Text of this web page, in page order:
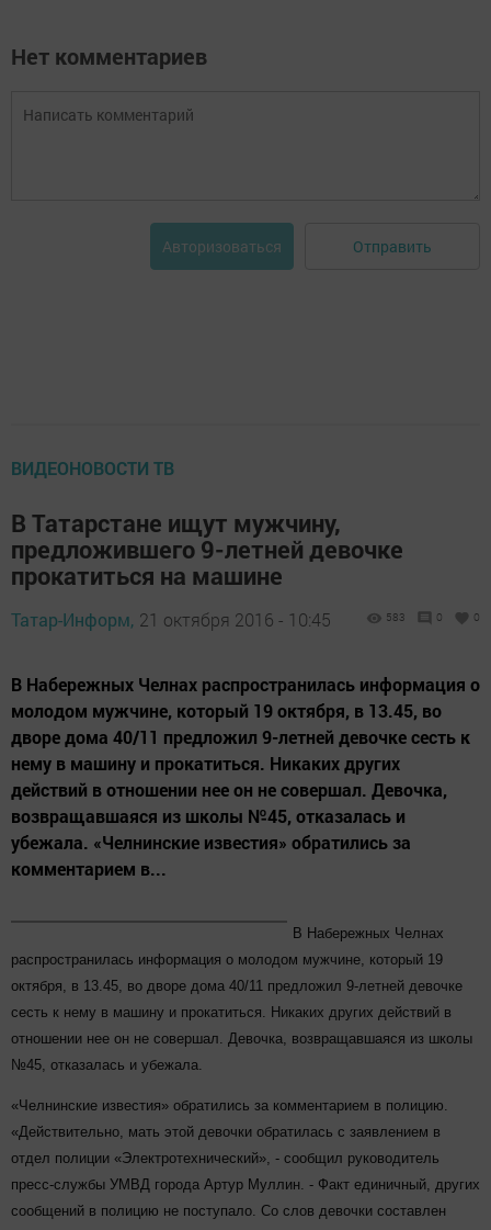
Нет комментариев
Авторизоваться Отправить
ВИДЕОНОВОСТИ ТВ
В Татарстане ищут мужчину,
предложившего 9-летней девочке
прокатиться на машине
Татар-Информ, 21 октября 2016 - 10:45 583 0 0
В Набережных Челнах распространилась информация о
молодом мужчине, который 19 октября, в 13.45, во
дворе дома 40/11 предложил 9-летней девочке сесть к
нему в машину и прокатиться. Никаких других
действий в отношении нее он не совершал. Девочка,
возвращавшаяся из школы №45, отказалась и
убежала. «Челнинские известия» обратились за
комментарием в...
В Набережных Челнах
распространилась информация о молодом мужчине, который 19
октября, в 13.45, во дворе дома 40/11 предложил 9-летней девочке
сесть к нему в машину и прокатиться. Никаких других действий в
отношении нее он не совершал. Девочка, возвращавшаяся из школы
№45, отказалась и убежала.
«Челнинские известия» обратились за комментарием в полицию.
«Действительно, мать этой девочки обратилась с заявлением в
отдел полиции «Электротехнический», - сообщил руководитель
пресс-службы УМВД города Артур Муллин. - Факт единичный, других
сообщений в полицию не поступало. Со слов девочки составлен